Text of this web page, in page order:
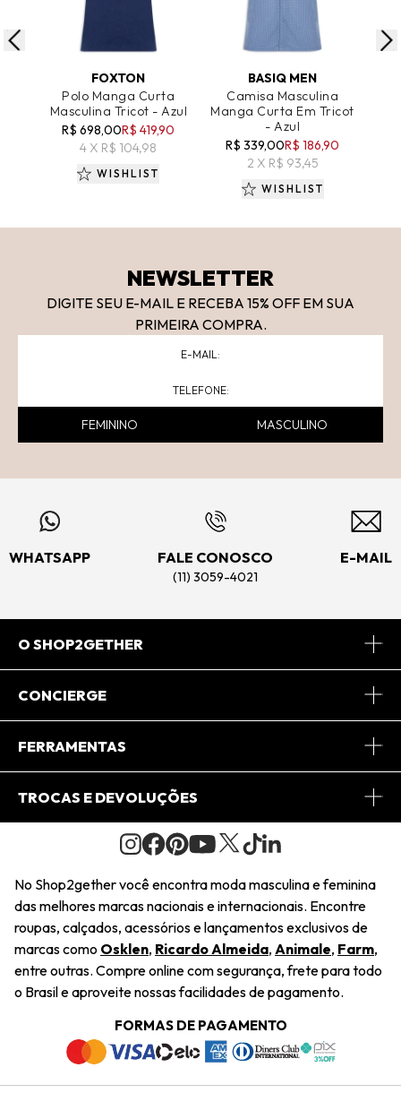
ADICIONAR AO CARRINHO
FOXTON
Polo Manga Curta
Masculina Tricot - Azul
R$ 698,00R$ 419,90
4 X R$ 104,98
WISHLIST
ADICIONAR AO CARRINHO
BASIQ MEN
Camisa Masculina
Manga Curta Em Tricot
- Azul
R$ 339,00R$ 186,90
2 X R$ 93,45
WISHLIST
NEWSLETTER
DIGITE SEU E-MAIL E RECEBA 15% OFF EM SUA
PRIMEIRA COMPRA.
FEMININO MASCULINO
WHATSAPP FALE CONOSCO
(11) 3059-4021
E-MAIL
O SHOP2GETHER
Sobre Nós
Journal
Saiu na Mídia
Sustentabilidade
Navegando
Termos e Condições
Trabalhe Conosco
CONCIERGE
Central de Relacionamento
Regulamento e Promoções
FERRAMENTAS
Minha Conta
Pedido de Presente
Wishlist
TROCAS E DEVOLUÇÕES
Condições Gerais
Troca Fácil
Restituição de Pagamento
Dúvidas Frequentes
Termos e Condições
Política de Privacidade
No Shop2gether você encontra moda masculina e feminina
das melhores marcas nacionais e internacionais. Encontre
roupas, calçados, acessórios e lançamentos exclusivos de
marcas como Osklen, Ricardo Almeida, Animale, Farm,
entre outras. Compre online com segurança, frete para todo
o Brasil e aproveite nossas facilidades de pagamento.
FORMAS DE PAGAMENTO